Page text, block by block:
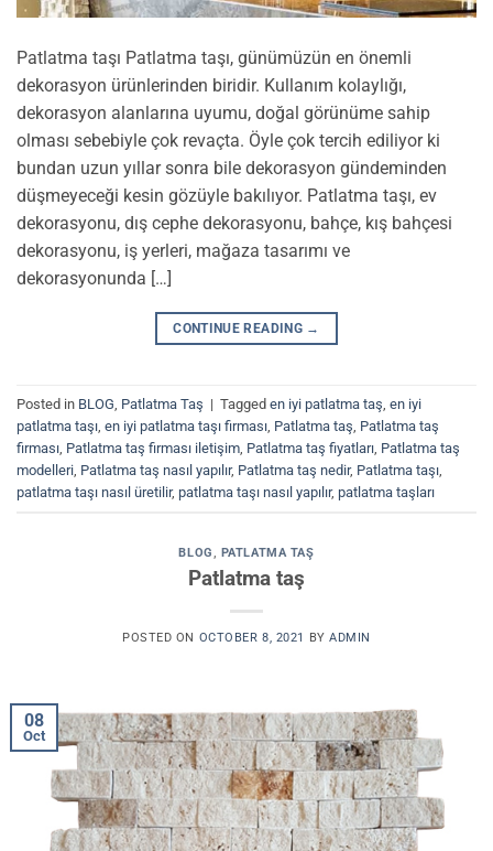
Patlatma taşı Patlatma taşı, günümüzün en önemli
dekorasyon ürünlerinden biridir. Kullanım kolaylığı,
dekorasyon alanlarına uyumu, doğal görünüme sahip
olması sebebiyle çok revaçta. Öyle çok tercih ediliyor ki
bundan uzun yıllar sonra bile dekorasyon gündeminden
düşmeyeceği kesin gözüyle bakılıyor. Patlatma taşı, ev
dekorasyonu, dış cephe dekorasyonu, bahçe, kış bahçesi
dekorasyonu, iş yerleri, mağaza tasarımı ve
dekorasyonunda […]
CONTINUE READING →
Posted in BLOG Patlatma Taş | Tagged en iyi patlatma taş en iyi
patlatma taşı en iyi patlatma taşı firması Patlatma taş Patlatma taş
firması Patlatma taş firması iletişim Patlatma taş fiyatları Patlatma taş
modelleri Patlatma taş nasıl yapılır, Patlatma taş nedir, Patlatma taşı
patlatma taşı nasıl üretilir, patlatma taşı nasıl yapılır, patlatma taşları
BLOG, PATLATMA TAŞ
Patlatma taş
POSTED ON OCTOBER 8, 2021 BYADMIN
08
Oct